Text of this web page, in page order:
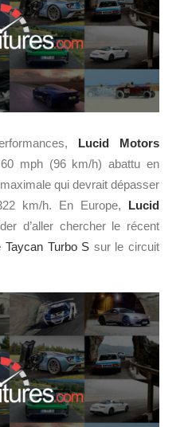
Lucid Motors
mph (96 km/h) abattu en
qui devrait dépasser
km/h. En Europe, Lucid
d’aller chercher le récent
Taycan Turbo S sur le circuit